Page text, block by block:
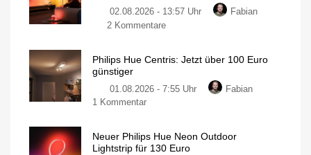
02.08.2026 - 13:57 Uhr
Fabian
2 Kommentare
Philips Hue Centris: Jetzt über 100 Euro
günstiger
01.08.2026 - 7:55 Uhr
Fabian
1 Kommentar
Neuer Philips Hue Neon Outdoor
Lightstrip für 130 Euro